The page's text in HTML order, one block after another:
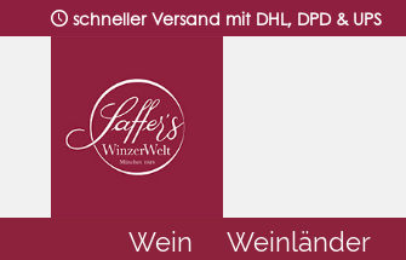
schneller Versand mit DHL, DPD & UPS
Wein Weinländer